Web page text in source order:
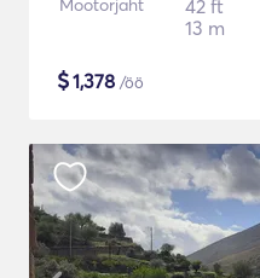
Mootorjaht
42 ft
13 m
$1,378 /öö